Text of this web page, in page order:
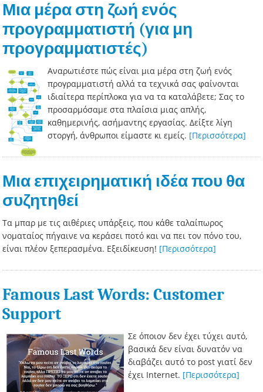
Μια μέρα στη ζωή ενός
προγραμματιστή (για μη
προγραμματιστές)
Αναρωτιέστε πώς είναι μια μέρα στη ζωή ενός
προγραμματιστή αλλά τα τεχνικά σας φαίνονται
ιδιαίτερα περίπλοκα για να τα καταλάβετε; Σας το
προσαρμόσαμε στα πλαίσια μιας απλής,
καθημερινής, ασήμαντης εργασίας. Δείξτε λίγη
στοργή, άνθρωποι είμαστε κι εμείς. [Περισσότερα]
Μια επιχειρηματική ιδέα που θα
συζητηθεί
Τα μπαρ με τις αιθέριες υπάρξεις, που κάθε ταλαίπωρος
νοματαίος πήγαινε να κεράσει ποτό και να πει τον πόνο του,
είναι πλέον ξεπερασμένα. Εξειδίκευση! [Περισσότερα]
Famous Last Words: Customer
Support
Σε όποιον δεν έχει τύχει αυτό,
βασικά δεν είναι δυνατόν να
διαβάζει αυτό το post γιατί δεν
έχει Internet. [Περισσότερα]